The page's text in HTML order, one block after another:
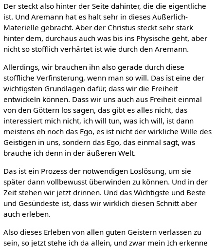
Der steckt also hinter der Seite dahinter, die die eigentliche
ist. Und Aremann hat es halt sehr in dieses Äußerlich-
Materielle gebracht. Aber der Christus steckt sehr stark
hinter dem, durchaus auch was bis ins Physische geht, aber
nicht so stofflich verhärtet ist wie durch den Aremann.
Allerdings, wir brauchen ihn also gerade durch diese
stoffliche Verfinsterung, wenn man so will. Das ist eine der
wichtigsten Grundlagen dafür, dass wir die Freiheit
entwickeln können. Dass wir uns auch aus Freiheit einmal
von den Göttern los sagen, das gibt es alles nicht, das
interessiert mich nicht, ich will tun, was ich will, ist dann
meistens eh noch das Ego, es ist nicht der wirkliche Wille des
Geistigen in uns, sondern das Ego, das einmal sagt, was
brauche ich denn in der äußeren Welt.
Das ist ein Prozess der notwendigen Loslösung, um sie
später dann vollbewusst überwinden zu können. Und in der
Zeit stehen wir jetzt drinnen. Und das Wichtigste und Beste
und Gesündeste ist, dass wir wirklich diesen Schnitt aber
auch erleben.
Also dieses Erleben von allen guten Geistern verlassen zu
sein, so jetzt stehe ich da allein, und zwar mein Ich erkenne